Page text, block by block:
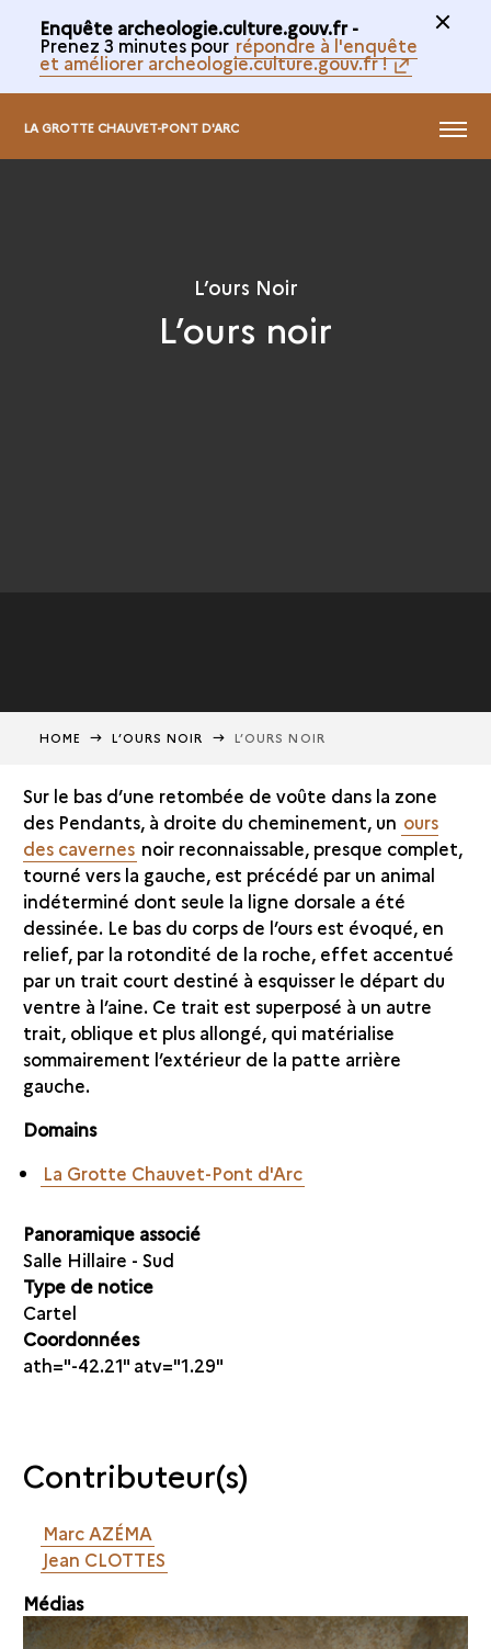
Enquête archeologie.culture.gouv.fr -
Prenez 3 minutes pour répondre à l'enquête
et améliorer archeologie.culture.gouv.fr !
LA GROTTE CHAUVET-PONT D'ARC MENU
L’ours Noir
L’ours noir
HOME L’OURS NOIR L’OURS NOIR
Sur le bas d’une retombée de voûte dans la zone
des Pendants, à droite du cheminement, un ours
des cavernes noir reconnaissable, presque complet,
tourné vers la gauche, est précédé par un animal
indéterminé dont seule la ligne dorsale a été
dessinée. Le bas du corps de l’ours est évoqué, en
relief, par la rotondité de la roche, effet accentué
par un trait court destiné à esquisser le départ du
ventre à l’aine. Ce trait est superposé à un autre
trait, oblique et plus allongé, qui matérialise
sommairement l’extérieur de la patte arrière
gauche.
Domains
La Grotte Chauvet-Pont d'Arc
Panoramique associé
Salle Hillaire - Sud
Type de notice
Cartel
Coordonnées
ath="-42.21" atv="1.29"
Contributeur(s)
Marc AZÉMA
Jean CLOTTES
Médias